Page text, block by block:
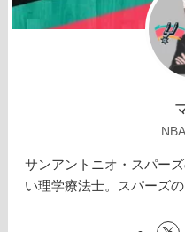
サンアントニオ・スパー
い理学療法士。スパーズ